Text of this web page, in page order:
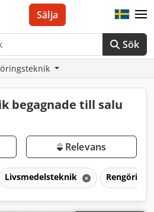
Sök
Sälja
begagnade till salu
Relevans
Livsmedelsteknik